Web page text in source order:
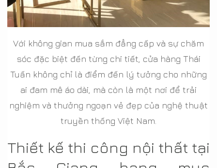
Với không gian mua sắm đẳng cấp và sự chăm
sóc đặc biệt đến từng chi tiết, cửa hàng Thái
Tuấn không chỉ là điểm đến lý tưởng cho những
ai đam mê áo dài, mà còn là một nơi để trải
nghiệm và thưởng ngoạn vẻ đẹp của nghệ thuật
truyền thống Việt Nam.
Thiết kế thi công nội thất tại